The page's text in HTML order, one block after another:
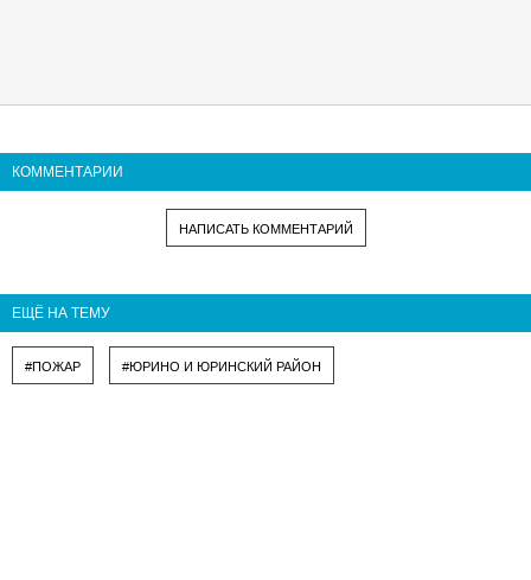
КОММЕНТАРИИ
НАПИСАТЬ КОММЕНТАРИЙ
ЕЩЁ НА ТЕМУ
#ПОЖАР #ЮРИНО И ЮРИНСКИЙ РАЙОН